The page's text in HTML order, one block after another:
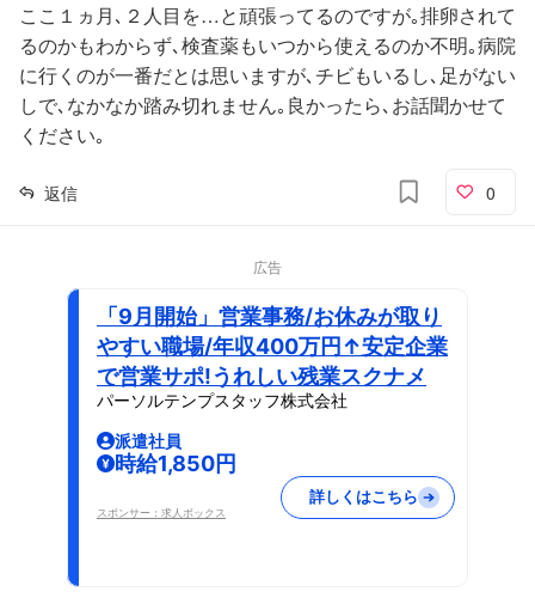
ここ１ヵ月､２人目を…と頑張ってるのですが｡排卵されて
るのかもわからず､検査薬もいつから使えるのか不明｡病院
に行くのが一番だとは思いますが､チビもいるし､足がない
しで､なかなか踏み切れません｡良かったら､お話聞かせて
ください｡
返信 0
広告
「9月開始」営業事務/お休みが取り
やすい職場/年収400万円↑安定企業
で営業サポ!うれしい残業スクナメ
パーソルテンプスタッフ株式会社
派遣社員
時給1,850円
スポンサー：求人ボックス
詳しくはこちら